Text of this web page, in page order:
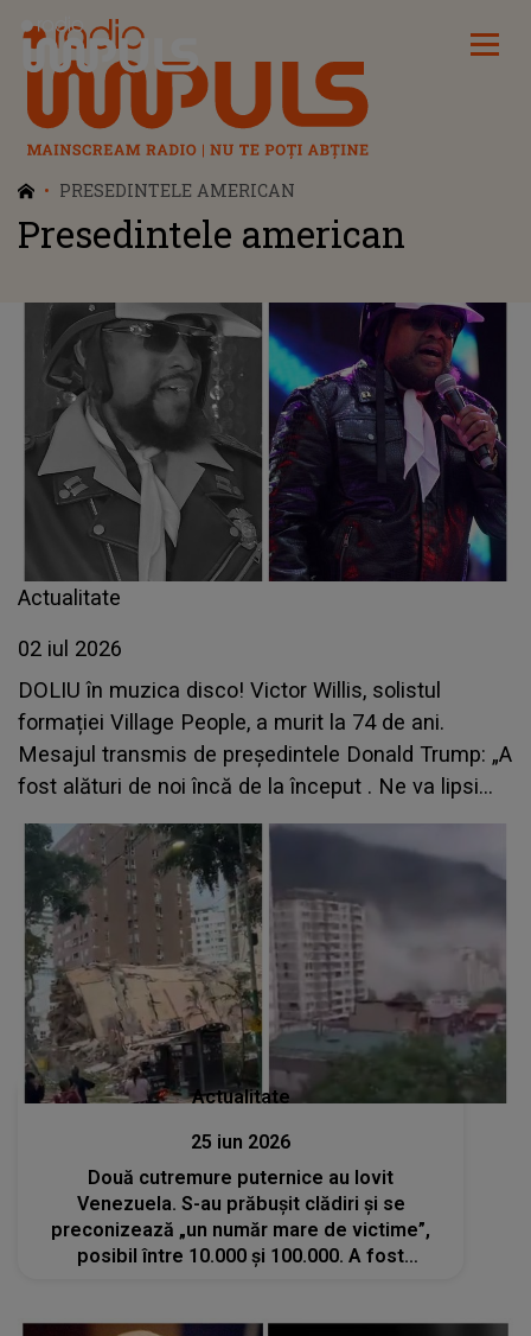
Radio Impuls
PRESEDINTELE AMERICAN
Presedintele american
Actualitate
02 iul 2026
DOLIU în muzica disco! Victor Willis, solistul
formației Village People, a murit la 74 de ani.
Mesajul transmis de președintele Donald Trump: „A
fost alături de noi încă de la început . Ne va lipsi
foarte mult”
Actualitate
25 iun 2026
Două cutremure puternice au lovit
Venezuela. S-au prăbuşit clădiri şi se
preconizează „un număr mare de victime”,
posibil între 10.000 şi 100.000. A fost